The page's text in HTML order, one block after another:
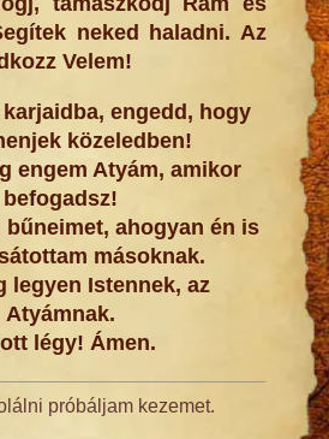
neked haladni. Az
Velem!
engedd, hogy
közeledben!
engem Atyám, amikor
befogadsz!
bűneimet, ahogyan én is
másoknak.
legyen Istennek, az
Atyámnak.
légy! Ámen.
próbáljam kezemet.